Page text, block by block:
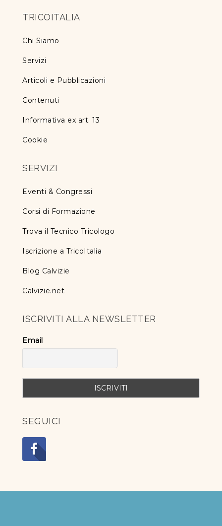
TRICOITALIA
Chi Siamo
Servizi
Articoli e Pubblicazioni
Contenuti
Informativa ex art. 13
Cookie
SERVIZI
Eventi & Congressi
Corsi di Formazione
Trova il Tecnico Tricologo
Iscrizione a TricoItalia
Blog Calvizie
Calvizie.net
ISCRIVITI ALLA NEWSLETTER
Email
SEGUICI